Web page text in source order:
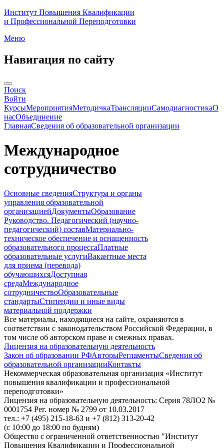
Институт Повышения Квалификации
и Профессиональной Переподготовки
Меню
Навигация по сайту
Поиск
Войти
КурсыМероприятияМетодичкаТрансляцииСамодиагностикаО
насОбъединение
ГлавнаяСведения об образовательной организации
Международное
сотрудничество
Основные сведенияСтруктура и органы
управления образовательной
организациейДокументыОбразование
Руководство. Педагогический (научно-
педагогический) составМатериально-
техническое обеспечение и оснащенность
образовательного процессаПлатные
образовательные услугиВакантные места
для приема (перевода)
обучающихсяДоступная
средаМеждународное
сотрудничествоОбразовательные
стандартыСтипендии и иные виды
материальной поддержки
Все материалы, находящиеся на сайте, охраняются в
соответствии с законодательством Российской Федерации, в
том числе об авторском праве и смежных правах.
Лицензия на образовательную деятельность
Закон об образовании РФАвторыРегламентыСведения об
образовательной организацииКонтакты
Некоммерческая образовательная организация «Институт
повышения квалификации и профессиональной
переподготовки»
Лицензия на образовательную деятельность: Серия 78ЛО2 №
0001754 Рег. номер № 2799 от 10.03.2017
тел.: +7 (495) 215-18-63 и +7 (812) 313-20-42
(с 10:00 до 18:00 по будням)
Общество с ограниченной ответственностью "Институт
Повышения Квалификации и Профессиональной